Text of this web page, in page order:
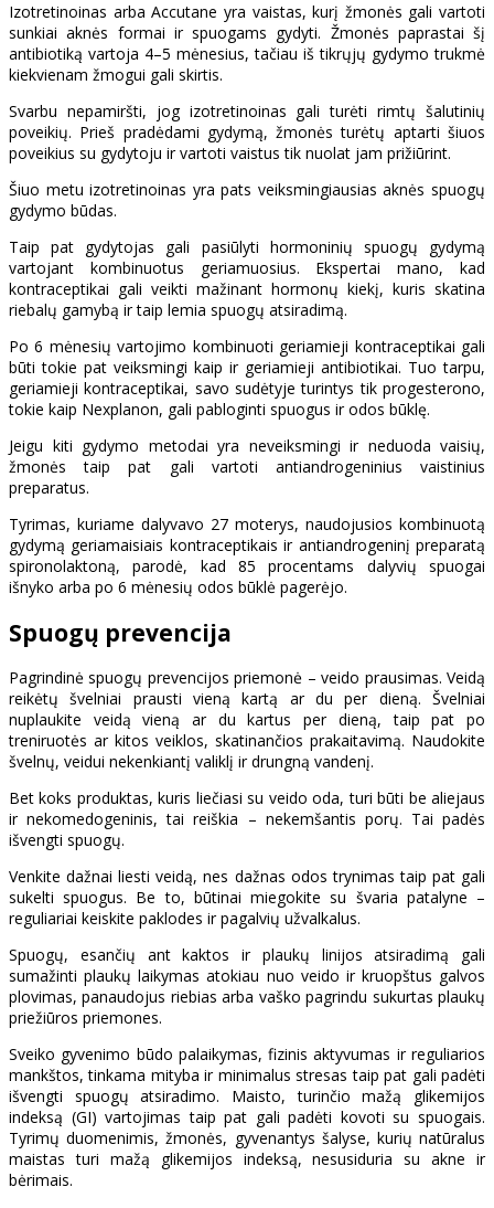
Izotretinoinas arba Accutane yra vaistas, kurį žmonės gali vartoti
sunkiai aknės formai ir spuogams gydyti. Žmonės paprastai šį
antibiotiką vartoja 4–5 mėnesius, tačiau iš tikrųjų gydymo trukmė
kiekvienam žmogui gali skirtis.
Svarbu nepamiršti, jog izotretinoinas gali turėti rimtų šalutinių
poveikių. Prieš pradėdami gydymą, žmonės turėtų aptarti šiuos
poveikius su gydytoju ir vartoti vaistus tik nuolat jam prižiūrint.
Šiuo metu izotretinoinas yra pats veiksmingiausias aknės spuogų
gydymo būdas.
Taip pat gydytojas gali pasiūlyti hormoninių spuogų gydymą
vartojant kombinuotus geriamuosius. Ekspertai mano, kad
kontraceptikai gali veikti mažinant hormonų kiekį, kuris skatina
riebalų gamybą ir taip lemia spuogų atsiradimą.
Po 6 mėnesių vartojimo kombinuoti geriamieji kontraceptikai gali
būti tokie pat veiksmingi kaip ir geriamieji antibiotikai. Tuo tarpu,
geriamieji kontraceptikai, savo sudėtyje turintys tik progesterono,
tokie kaip Nexplanon, gali pabloginti spuogus ir odos būklę.
Jeigu kiti gydymo metodai yra neveiksmingi ir neduoda vaisių,
žmonės taip pat gali vartoti antiandrogeninius vaistinius
preparatus.
Tyrimas, kuriame dalyvavo 27 moterys, naudojusios kombinuotą
gydymą geriamaisiais kontraceptikais ir antiandrogeninį preparatą
spironolaktoną, parodė, kad 85 procentams dalyvių spuogai
išnyko arba po 6 mėnesių odos būklė pagerėjo.
Spuogų prevencija
Pagrindinė spuogų prevencijos priemonė – veido prausimas. Veidą
reikėtų švelniai prausti vieną kartą ar du per dieną. Švelniai
nuplaukite veidą vieną ar du kartus per dieną, taip pat po
treniruotės ar kitos veiklos, skatinančios prakaitavimą. Naudokite
švelnų, veidui nekenkiantį valiklį ir drungną vandenį.
Bet koks produktas, kuris liečiasi su veido oda, turi būti be aliejaus
ir nekomedogeninis, tai reiškia – nekemšantis porų. Tai padės
išvengti spuogų.
Venkite dažnai liesti veidą, nes dažnas odos trynimas taip pat gali
sukelti spuogus. Be to, būtinai miegokite su švaria patalyne –
reguliariai keiskite paklodes ir pagalvių užvalkalus.
Spuogų, esančių ant kaktos ir plaukų linijos atsiradimą gali
sumažinti plaukų laikymas atokiau nuo veido ir kruopštus galvos
plovimas, panaudojus riebias arba vaško pagrindu sukurtas plaukų
priežiūros priemones.
Sveiko gyvenimo būdo palaikymas, fizinis aktyvumas ir reguliarios
mankštos, tinkama mityba ir minimalus stresas taip pat gali padėti
išvengti spuogų atsiradimo. Maisto, turinčio mažą glikemijos
indeksą (GI) vartojimas taip pat gali padėti kovoti su spuogais.
Tyrimų duomenimis, žmonės, gyvenantys šalyse, kurių natūralus
maistas turi mažą glikemijos indeksą, nesusiduria su akne ir
bėrimais.